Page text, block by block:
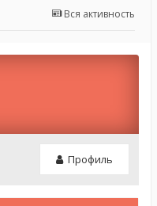
Вся активность
Профиль